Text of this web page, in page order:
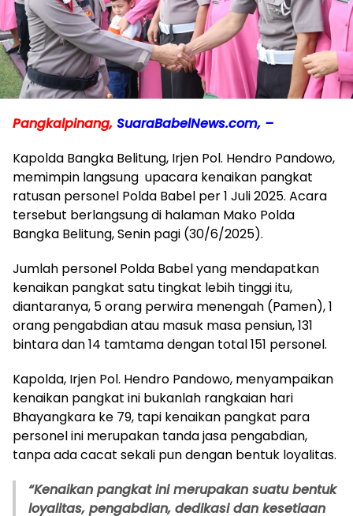
Pangkalpinang, SuaraBabelNews.com, –
Kapolda Bangka Belitung, Irjen Pol. Hendro Pandowo,
memimpin langsung upacara kenaikan pangkat
ratusan personel Polda Babel per 1 Juli 2025. Acara
tersebut berlangsung di halaman Mako Polda
Bangka Belitung, Senin pagi (30/6/2025).
Jumlah personel Polda Babel yang mendapatkan
kenaikan pangkat satu tingkat lebih tinggi itu,
diantaranya, 5 orang perwira menengah (Pamen), 1
orang pengabdian atau masuk masa pensiun, 131
bintara dan 14 tamtama dengan total 151 personel.
Kapolda, Irjen Pol. Hendro Pandowo, menyampaikan
kenaikan pangkat ini bukanlah rangkaian hari
Bhayangkara ke 79, tapi kenaikan pangkat para
personel ini merupakan tanda jasa pengabdian,
tanpa ada cacat sekali pun dengan bentuk loyalitas.
“Kenaikan pangkat ini merupakan suatu bentuk
loyalitas, pengabdian, dedikasi dan kesetiaan